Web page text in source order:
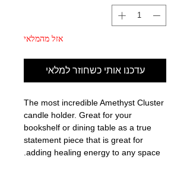
אזל מהמלאי
עדכנו אותי כשחוזר למלאי
The most incredible Amethyst Cluster
candle holder. Great for your
bookshelf or dining table as a true
statement piece that is great for
adding healing energy to any space.